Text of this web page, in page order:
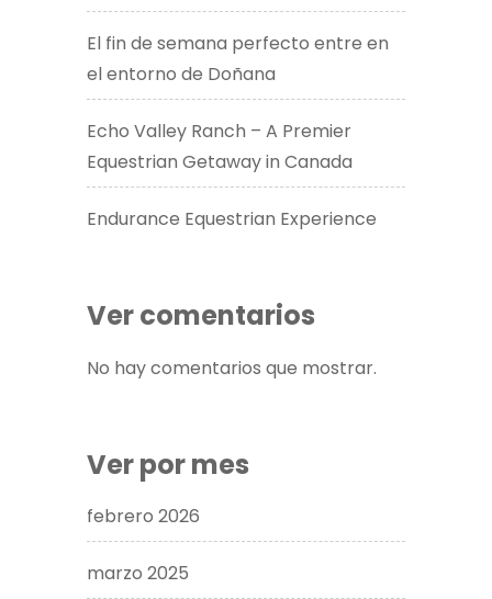
El fin de semana perfecto entre en
el entorno de Doñana
Echo Valley Ranch – A Premier
Equestrian Getaway in Canada​
Endurance Equestrian Experience
Ver comentarios
No hay comentarios que mostrar.
Ver por mes
febrero 2026
marzo 2025